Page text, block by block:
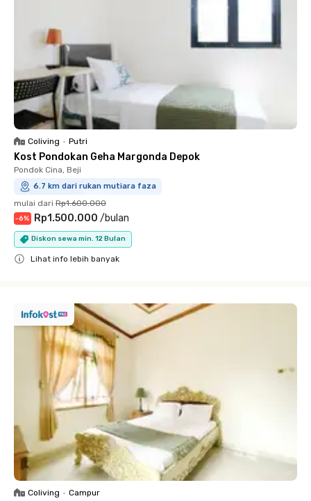
Coliving • Putri
Kost Pondokan Geha Margonda Depok
Pondok Cina, Beji
6.7 km dari rukan mutiara faza
mulai dari Rp1.600.000
-6% Rp1.500.000 /bulan
Diskon sewa min. 12 Bulan
Lihat info lebih banyak
Coliving • Campur